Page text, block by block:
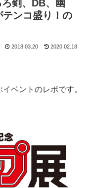
剣、DB、幽
ンコ盛り！の
2018.03.20 2020.02.18
ベントのレポです。